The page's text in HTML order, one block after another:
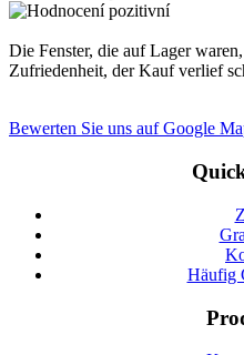
Die Fenster, die auf Lager
Zufriedenheit, der Kauf verlief
Bewerten Sie uns auf Google
Häufig